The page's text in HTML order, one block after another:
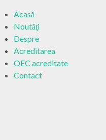
Acasă
Noutăţi
Despre
Acreditarea
OEC acreditate
Contact